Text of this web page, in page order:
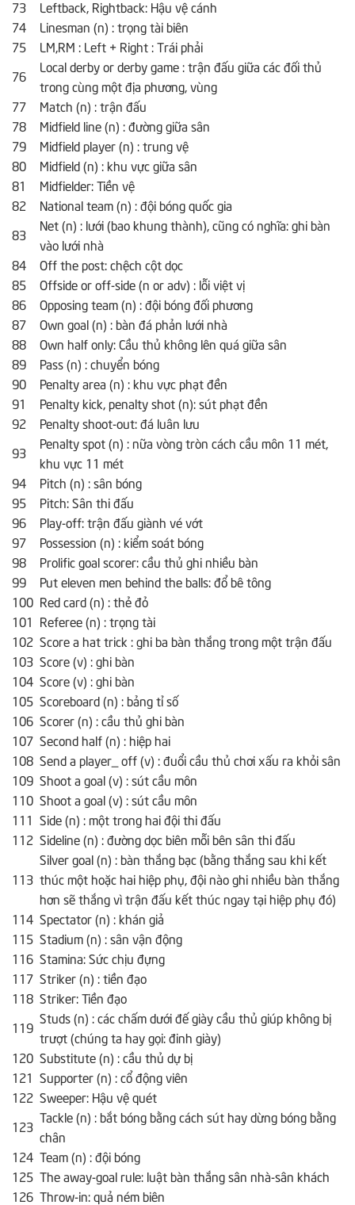
73
Leftback, Rightback: Hậu vệ cánh
74
Linesman (n) : trọng tài biên
75
LM,RM : Left + Right : Trái phải
76
Local derby or derby game : trận đấu giữa các đối thủ
trong cùng một địa phương, vùng
77
Match (n) : trận đấu
78
Midfield line (n) : đường giữa sân
79
Midfield player (n) : trung vệ
80
Midfield (n) : khu vực giữa sân
81
Midfielder: Tiền vệ
82
National team (n) : đội bóng quốc gia
83
Net (n) : lưới (bao khung thành), cũng có nghĩa: ghi bàn
vào lưới nhà
84
Off the post: chệch cột dọc
85
Offside or off-side (n or adv) : lỗi việt vị
86
Opposing team (n) : đội bóng đối phương
87
Own goal (n) : bàn đá phản lưới nhà
88
Own half only: Cầu thủ không lên quá giữa sân
89
Pass (n) : chuyển bóng
90
Penalty area (n) : khu vực phạt đền
91
Penalty kick, penalty shot (n): sút phạt đền
92
Penalty shoot-out: đá luân lưu
93
Penalty spot (n) : nữa vòng tròn cách cầu môn 11 mét,
khu vực 11 mét
94
Pitch (n) : sân bóng
95
Pitch: Sân thi đấu
96
Play-off: trận đấu giành vé vớt
97
Possession (n) : kiểm soát bóng
98
Prolific goal scorer: cầu thủ ghi nhiều bàn
99
Put eleven men behind the balls: đổ bê tông
100 Red card (n) : thẻ đỏ
101 Referee (n) : trọng tài
102 Score a hat trick : ghi ba bàn thắng trong một trận đấu
103 Score (v) : ghi bàn
104 Score (v) : ghi bàn
105 Scoreboard (n) : bảng tỉ số
106 Scorer (n) : cầu thủ ghi bàn
107 Second half (n) : hiệp hai
108 Send a player_ off (v) : đuổi cầu thủ chơi xấu ra khỏi sân
109 Shoot a goal (v) : sút cầu môn
110 Shoot a goal (v) : sút cầu môn
111 Side (n) : một trong hai đội thi đấu
112 Sideline (n) : đường dọc biên mỗi bên sân thi đấu
113
Silver goal (n) : bàn thắng bạc (bằng thắng sau khi kết
thúc một hoặc hai hiệp phụ, đội nào ghi nhiều bàn thắng
hơn sẽ thắng vì trận đấu kết thúc ngay tại hiệp phụ đó)
114 Spectator (n) : khán giả
115 Stadium (n) : sân vận động
116 Stamina: Sức chịu đựng
117 Striker (n) : tiền đạo
118 Striker: Tiền đạo
119
Studs (n) : các chấm dưới đế giày cầu thủ giúp không bị
trượt (chúng ta hay gọi: đinh giày)
120 Substitute (n) : cầu thủ dự bị
121 Supporter (n) : cổ động viên
122 Sweeper: Hậu vệ quét
123
Tackle (n) : bắt bóng bằng cách sút hay dừng bóng bằng
chân
124 Team (n) : đội bóng
125 The away-goal rule: luật bàn thắng sân nhà-sân khách
126 Throw-in: quả ném biên